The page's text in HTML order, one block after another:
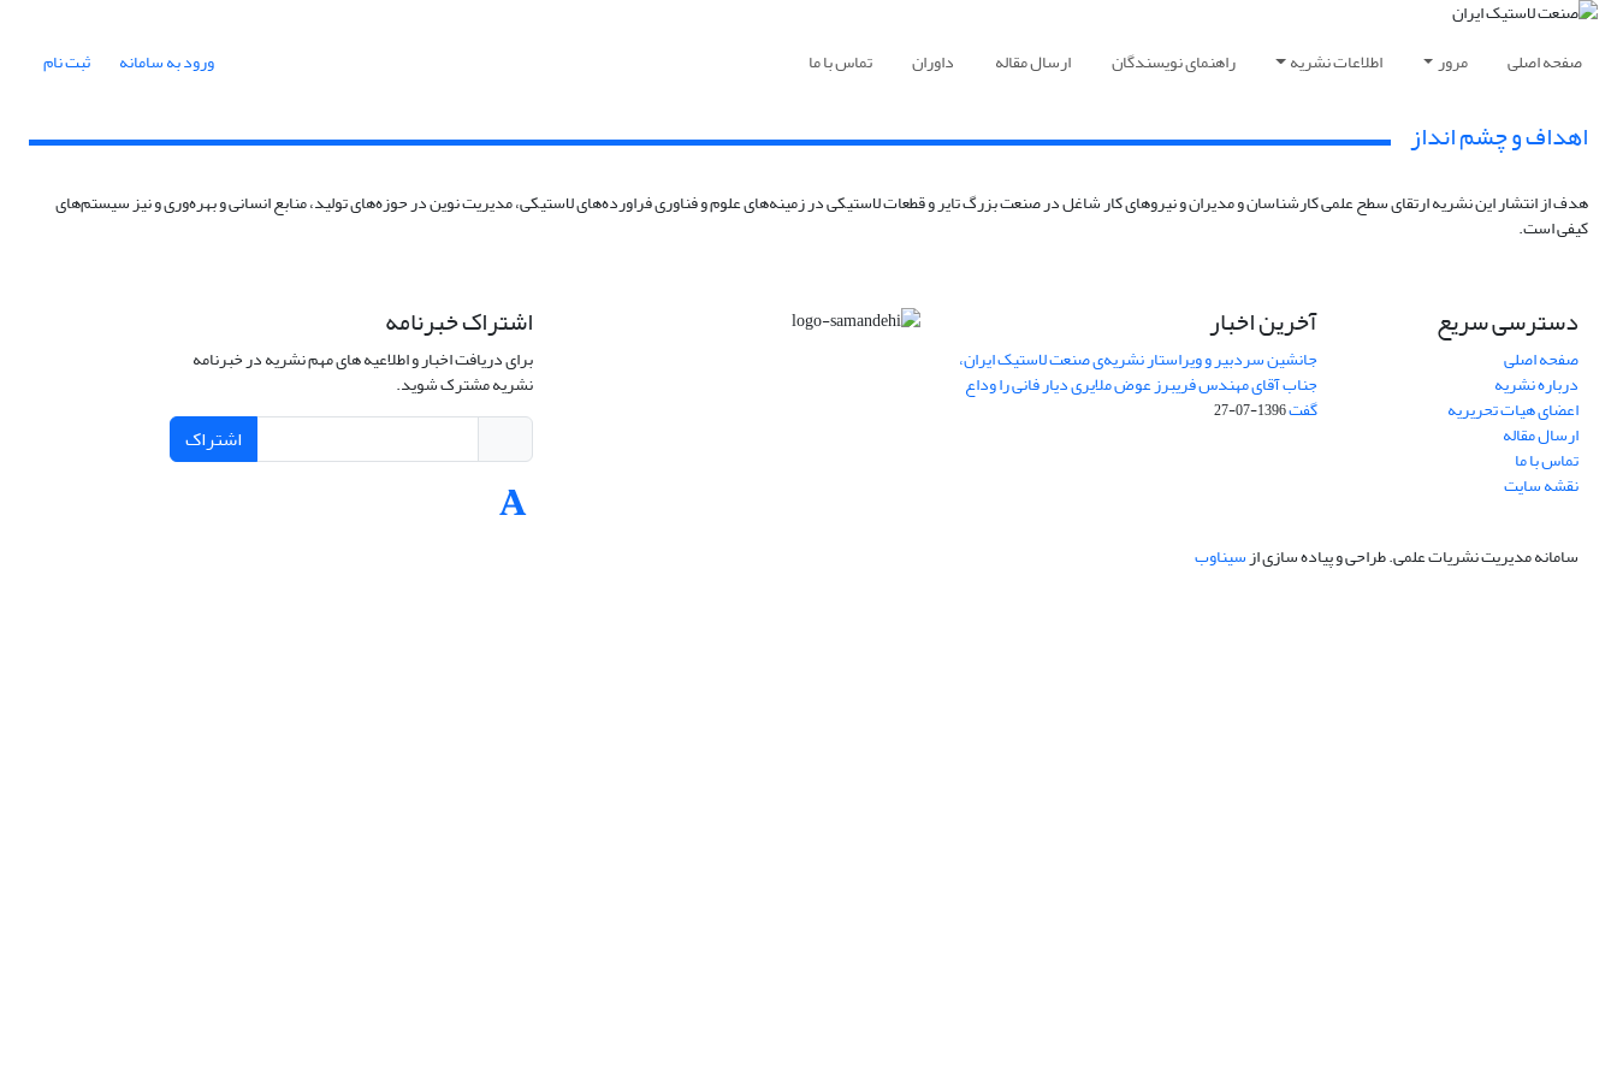
صفحه اصلی مرور اطلاعات نشریه راهنمای نویسندگان ارسال مقاله داوران تماس با ما ورود به سامانه ثبت نام
اهداف و چشم انداز
هدف از انتشار این نشریه ارتقای سطح علمی کارشناسان و مدیران و نیروهای کار شاغل در صنعت بزرگ تایر و قطعات لاستیکی در زمینه‌های علوم و فناوری فراورده‌های لاستیکی، مدیریت نوین در حوزه‌های تولید، منابع انسانی و بهره‌وری و نیز سیستم‌های
کیفی است.
دسترسی سریع
صفحه اصلی
درباره نشریه
اعضای هیات تحریریه
ارسال مقاله
تماس با ما
نقشه سایت
آخرین اخبار
جانشین سردبیر و ویراستار نشریه‌ی صنعت لاستیک ایران،
جناب آقای مهندس فریبرز عوض ملایری دیار فانی را وداع
گفت1396-07-27
اشتراک خبرنامه
برای دریافت اخبار و اطلاعیه های مهم نشریه در خبرنامه
نشریه مشترک شوید.
اشتراک
سامانه مدیریت نشریات علمی.طراحی و پیاده سازی ازسیناوب